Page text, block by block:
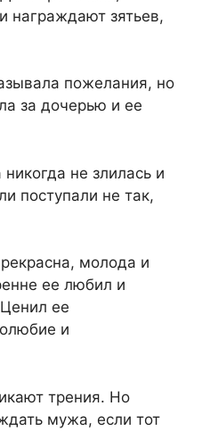
награждают зятьев,
пожелания, но
за дочерью и ее
не злилась и
поступали не так,
молода и
ее любил и
ее
и
трения. Но
мужа, если тот